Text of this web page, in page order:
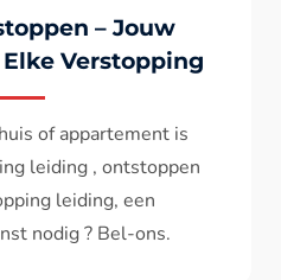
Wc-Tiolet
door ? het water komt
, ontstopping wc , wc
nodig ?
? V.A 119€